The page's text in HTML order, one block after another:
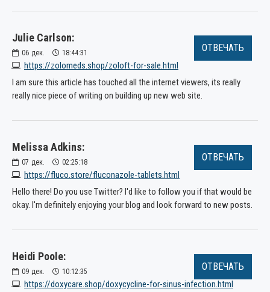
Julie Carlson:
06 дек. 18:44:31
https://zolomeds.shop/zoloft-for-sale.html
ОТВЕЧАТЬ
I am sure this article has touched all the internet viewers, its really
really nice piece of writing on building up new web site.
Melissa Adkins:
07 дек. 02:25:18
https://fluco.store/fluconazole-tablets.html
ОТВЕЧАТЬ
Hello there! Do you use Twitter? I'd like to follow you if that would be
okay. I'm definitely enjoying your blog and look forward to new posts.
Heidi Poole:
09 дек. 10:12:35
https://doxycare.shop/doxycycline-for-sinus-infection.html
ОТВЕЧАТЬ